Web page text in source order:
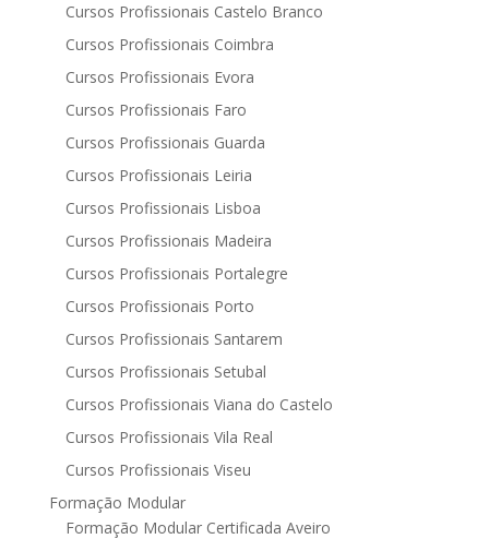
Cursos Profissionais Castelo Branco
Cursos Profissionais Coimbra
Cursos Profissionais Evora
Cursos Profissionais Faro
Cursos Profissionais Guarda
Cursos Profissionais Leiria
Cursos Profissionais Lisboa
Cursos Profissionais Madeira
Cursos Profissionais Portalegre
Cursos Profissionais Porto
Cursos Profissionais Santarem
Cursos Profissionais Setubal
Cursos Profissionais Viana do Castelo
Cursos Profissionais Vila Real
Cursos Profissionais Viseu
Formação Modular
Formação Modular Certificada Aveiro